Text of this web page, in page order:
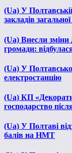
(Ua) У
закладів
(Ua) Внесли
громади:
(Ua) У
електростанцію
(Ua) КП
господарство
(Ua) У Полтаві
балів на НМТ